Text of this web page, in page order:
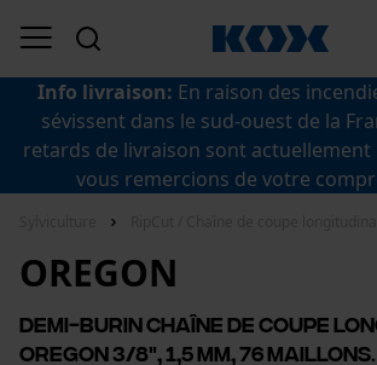
Info livraison: En raison des
sévissent dans le sud-ouest de la
retards de livraison sont actuellement
vous remercions de votre
OREGON
Demi-burin Chaîne de coupe
Oregon 3/8", 1,5 mm, 76 maillons.